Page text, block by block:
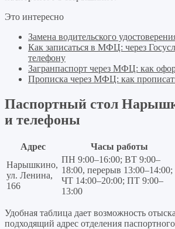
Это интересно
Замена водительского
Как записаться в МФЦ: через
телефону
Загранпаспорт через МФЦ: как
Прописка через МФЦ: как
Паспортный стол
и телефоны
Адрес Часы работы
Нарышкино,
ул. Ленина,
166
ПН 9:00–16:00; ВТ 9:00–
18:00, перерыв 13:00–14:00;
ЧТ 14:00–20:00; ПТ 9:00–
13:00
Удобная таблица дает возможность
подходящий адрес отделения